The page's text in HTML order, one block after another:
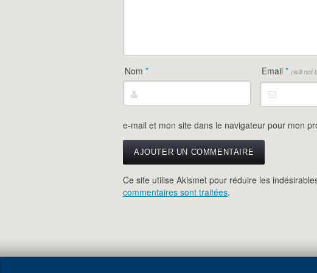
Nom * Email * (will not
e-mail et mon site dans le navigateur pour mon
Ce site utilise Akismet pour réduire les
commentaires sont traitées.